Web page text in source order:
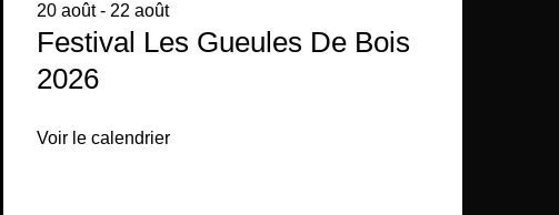
20 août- 22 août
Festival Les Gueules De Bois
2026
Voir le calendrier